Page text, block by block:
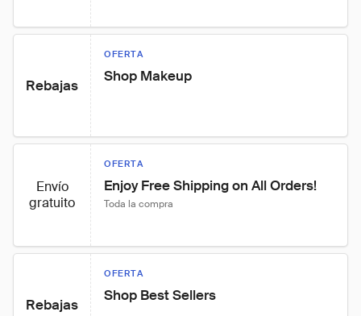
Rebajas
OFERTA
Shop Makeup
Envío
gratuito
OFERTA
Enjoy Free Shipping on All Orders!
Toda la compra
Rebajas
OFERTA
Shop Best Sellers